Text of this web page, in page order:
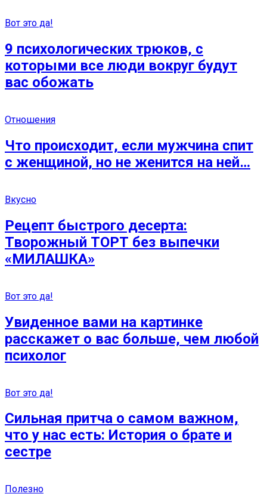
Вот это да!
9 психологических трюков, с
которыми все люди вокруг будут
вас обожать
Отношения
Что происходит, если мужчина спит
с женщиной, но не женится на ней…
Вкусно
Рецепт быстрого десерта:
Творожный ТОРТ без выпечки
«МИЛАШКА»
Вот это да!
Увиденное вами на картинке
расскажет о вас больше, чем любой
психолог
Вот это да!
Сильная притча о самом важном,
что у нас есть: История о брате и
сестре
Полезно